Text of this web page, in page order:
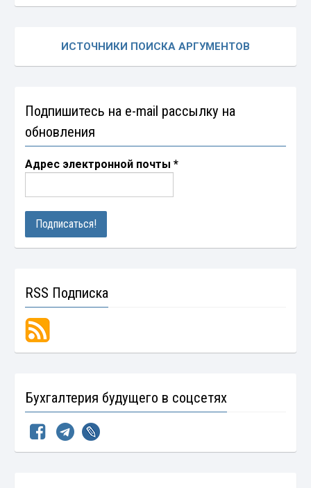
ИСТОЧНИКИ ПОИСКА АРГУМЕНТОВ
Подпишитесь на e-mail рассылку на
обновления
Адрес электронной почты*
RSS Подписка
Бухгалтерия будущего в соцсетях